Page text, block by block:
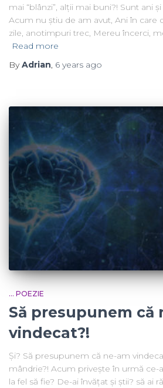
mai “blânzi”, alții mai buni?! Sunt ani
Acum nu știu de am avut, Ani în care
zile, anotimpuri trec, Mereu încerci,
Read more
ByAdrian, 6 years ago
... POEZIE
Să presupunem că
vindecat?!
Și? Să presupunem că ne-am
mândrie?! Acum privește în urmă ce-
la fel să fie? De-ai învățat și știi? să ai